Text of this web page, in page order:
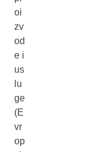
oi
zv
od
e i
us
lu
ge
(E
vr
op